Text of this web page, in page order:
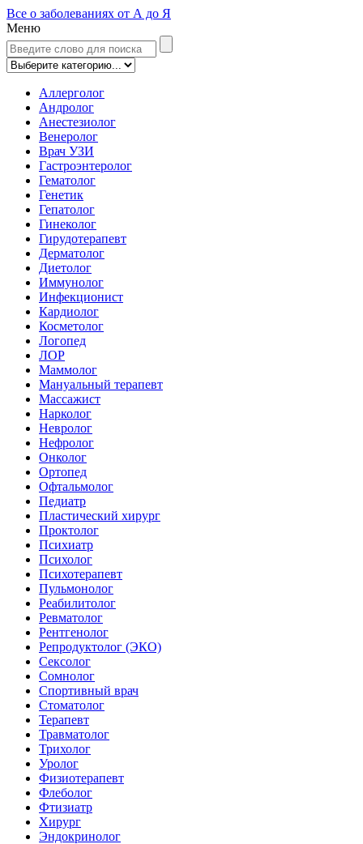
Все о заболеваниях от А до Я
Меню
Аллерголог
Андролог
Анестезиолог
Венеролог
Врач УЗИ
Гастроэнтеролог
Гематолог
Генетик
Гепатолог
Гинеколог
Гирудотерапевт
Дерматолог
Диетолог
Иммунолог
Инфекционист
Кардиолог
Косметолог
Логопед
ЛОР
Маммолог
Мануальный терапевт
Массажист
Нарколог
Невролог
Нефролог
Онколог
Ортопед
Офтальмолог
Педиатр
Пластический хирург
Проктолог
Психиатр
Психолог
Психотерапевт
Пульмонолог
Реабилитолог
Ревматолог
Рентгенолог
Репродуктолог (ЭКО)
Сексолог
Сомнолог
Спортивный врач
Стоматолог
Терапевт
Травматолог
Трихолог
Уролог
Физиотерапевт
Флеболог
Фтизиатр
Хирург
Эндокринолог